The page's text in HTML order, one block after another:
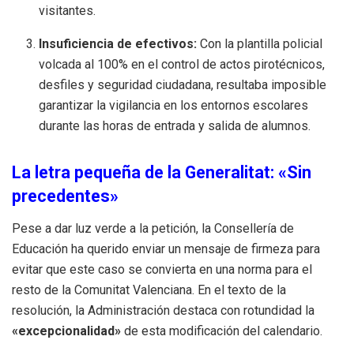
visitantes.
Insuficiencia de efectivos: Con la plantilla policial
volcada al 100% en el control de actos pirotécnicos,
desfiles y seguridad ciudadana, resultaba imposible
garantizar la vigilancia en los entornos escolares
durante las horas de entrada y salida de alumnos.
La letra pequeña de la Generalitat: «Sin
precedentes»
Pese a dar luz verde a la petición, la Consellería de
Educación ha querido enviar un mensaje de firmeza para
evitar que este caso se convierta en una norma para el
resto de la Comunitat Valenciana. En el texto de la
resolución, la Administración destaca con rotundidad la
«excepcionalidad» de esta modificación del calendario.